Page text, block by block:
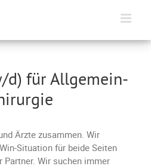
d) für Allgemein-
Ärzte zusammen. Wir
Situation für beide Seiten
Wir suchen immer